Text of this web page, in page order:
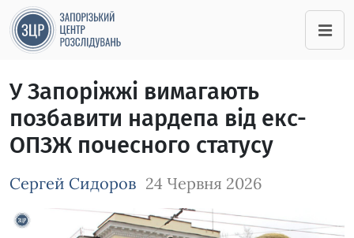
У Запоріжжі вимагають
позбавити нардепа від екс-
ОПЗЖ почесного статусу
Сергей Сидоров 24 Червня 2026
Зображення завантажується